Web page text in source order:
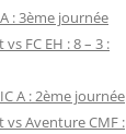
: 3ème journée
FC EH : 8 – 3 :
A : 2ème journée
Aventure CMF :